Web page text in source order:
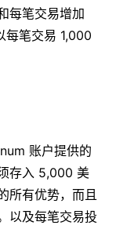
每笔交易增加
每笔交易 1,000
账户提供的
存入 5,000 美
所有优势，而且
以及每笔交易投